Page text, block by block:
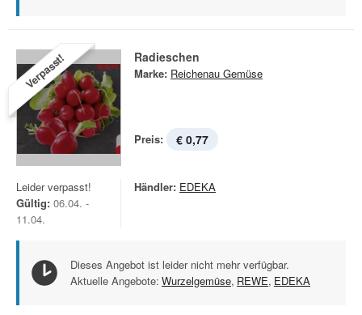
Verpasst! Radieschen
Marke: Reichenau Gemüse
Preis: € 0,77
Leider verpasst!
Gültig: 06.04. -
11.04.
Händler: EDEKA
Dieses Angebot ist leider nicht mehr verfügbar.
Aktuelle Angebote: Wurzelgemüse, REWE, EDEKA